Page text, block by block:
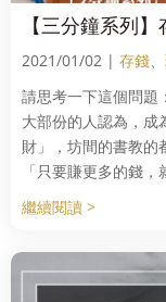
【三分鐘系列
2021/01/02 | 存錢、
請思考一下這個問題
大部份的人認為，成
財」，坊間的書教
「只要賺更多的錢，
繼續閱讀 >